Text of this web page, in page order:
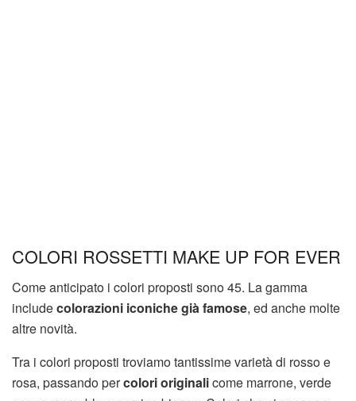
COLORI ROSSETTI MAKE UP FOR EVER
Come anticipato i colori proposti sono 45. La gamma
includecolorazioni iconiche già famose, ed anche molte
altre novità.
Tra i colori proposti troviamo tantissime varietà di rosso e
rosa, passando percolori originalicome marrone, verde